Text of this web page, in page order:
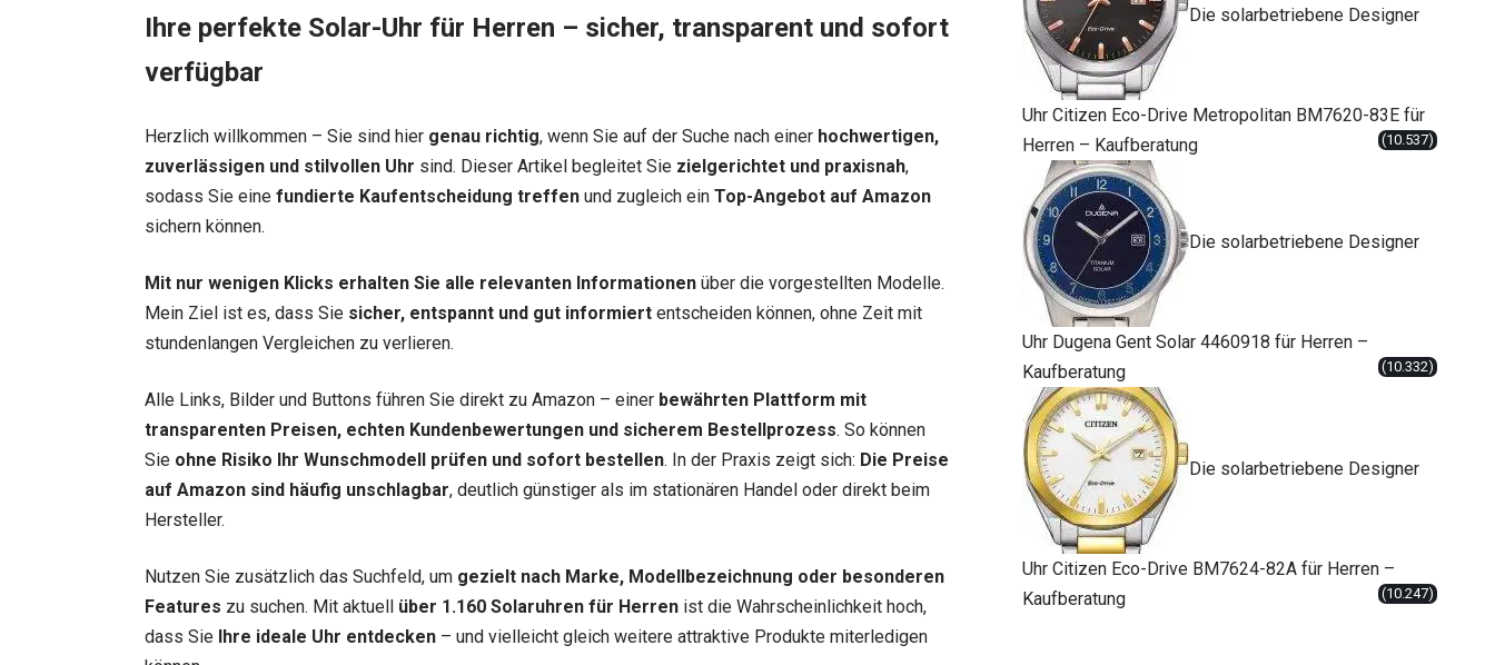
Ihre perfekte Solar-Uhr für Herren – sicher, transparent und sofort
verfügbar
Herzlich willkommen – Sie sind hier genau richtig, wenn Sie auf der Suche nach einer hochwertigen,
zuverlässigen und stilvollen Uhr sind. Dieser Artikel begleitet Sie zielgerichtet und praxisnah,
sodass Sie eine fundierte Kaufentscheidung treffen und zugleich ein Top-Angebot auf Amazon
sichern können.
Mit nur wenigen Klicks erhalten Sie alle relevanten Informationen über die vorgestellten Modelle.
Mein Ziel ist es, dass Sie sicher, entspannt und gut informiert entscheiden können, ohne Zeit mit
stundenlangen Vergleichen zu verlieren.
Alle Links, Bilder und Buttons führen Sie direkt zu Amazon – einer bewährten Plattform mit
transparenten Preisen, echten Kundenbewertungen und sicherem Bestellprozess. So können
Sie ohne Risiko Ihr Wunschmodell prüfen und sofort bestellen. In der Praxis zeigt sich: Die Preise
auf Amazon sind häufig unschlagbar, deutlich günstiger als im stationären Handel oder direkt beim
Hersteller.
Nutzen Sie zusätzlich das Suchfeld, um gezielt nach Marke, Modellbezeichnung oder besonderen
Features zu suchen. Mit aktuell über 1.160 Solaruhren für Herren ist die Wahrscheinlichkeit hoch,
dass Sie Ihre ideale Uhr entdecken – und vielleicht gleich weitere attraktive Produkte miterledigen
Die solarbetriebene Designer
Uhr Citizen Eco-Drive Metropolitan BM7620-83E für
Herren – Kaufberatung
(10.537)
Die solarbetriebene Designer
Uhr Dugena Gent Solar 4460918 für Herren –
Kaufberatung
(10.332)
Die solarbetriebene Designer
Uhr Citizen Eco-Drive BM7624-82A für Herren –
Kaufberatung
(10.247)